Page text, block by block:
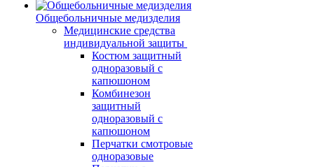
Общебольничные медизделия
Медицинские средства
индивидуальной защиты
Костюм защитный
одноразовый с
капюшоном
Комбинезон
защитный
одноразовый с
капюшоном
Перчатки смотровые
одноразовые